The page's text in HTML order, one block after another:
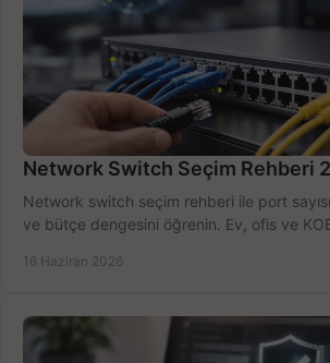
Network Switch Seçim Rehberi
Network switch seçim rehberi ile port
ve bütçe dengesini öğrenin. Ev, ofis ve
16 Haziran 2026